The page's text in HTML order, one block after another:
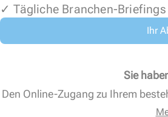
✓ Tägliche Branchen-
Ihr
Sie
Den Online-Zugang zu Ihrem